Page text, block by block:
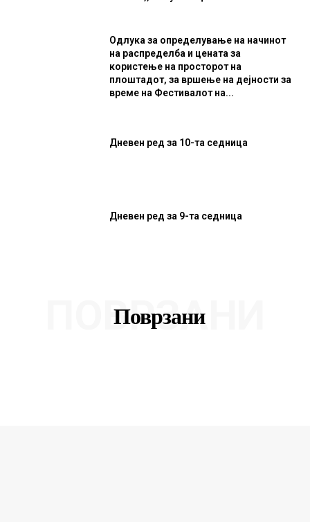
Одлука за определување на начинот
на распределба и цената за
користење на просторот на
плоштадот, за вршење на дејности за
време на Фестивалот на...
Дневен ред за 10-та седница
Дневен ред за 9-та седница
Поврзани
ПОВРЗАНИ